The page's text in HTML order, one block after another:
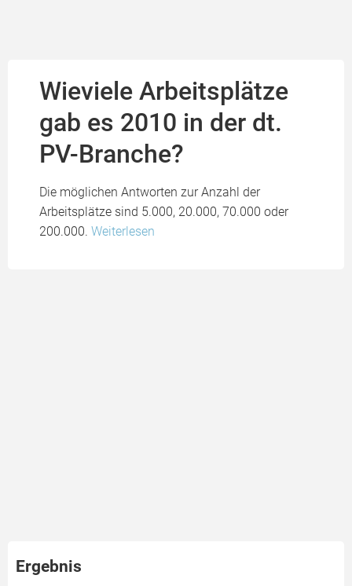
Wieviele Arbeitsplätze
gab es 2010 in der dt.
PV-Branche?
Die möglichen Antworten zur Anzahl der
Arbeitsplätze sind 5.000, 20.000, 70.000 oder
200.000. Weiterlesen
Ergebnis